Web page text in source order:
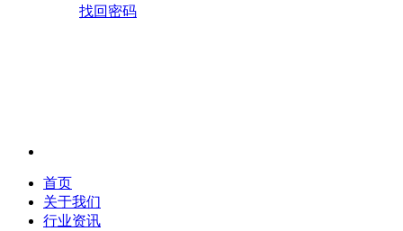
找回密码
首页
关于我们
行业资讯